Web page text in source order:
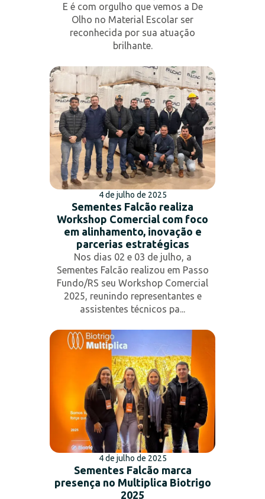
E é com orgulho que vemos a De
Olho no Material Escolar ser
reconhecida por sua atuação
brilhante.
4 de julho de 2025
Sementes Falcão realiza
Workshop Comercial com foco
em alinhamento, inovação e
parcerias estratégicas
Nos dias 02 e 03 de julho, a
Sementes Falcão realizou em Passo
Fundo/RS seu Workshop Comercial
2025, reunindo representantes e
assistentes técnicos pa...
4 de julho de 2025
Sementes Falcão marca
presença no Multiplica Biotrigo
2025